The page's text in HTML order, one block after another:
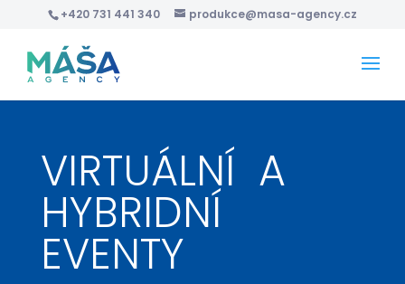
+420 731 441 340 produkce@masa-agency.cz
VIRTUÁLNÍ A
HYBRIDNÍ
EVENTY